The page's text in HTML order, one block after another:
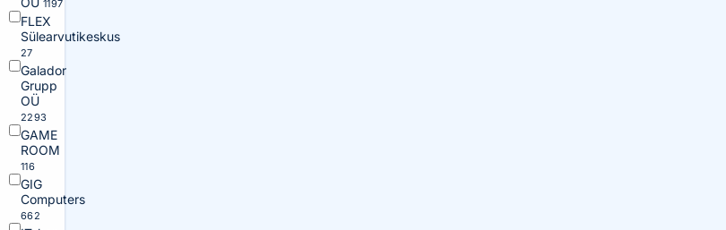
1197
FLEX
Sülearvutikeskus
27
Galador
Grupp
OÜ
2293
GAME
ROOM
116
GIG
Computers
662